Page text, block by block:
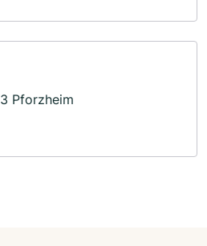
Pforzheim